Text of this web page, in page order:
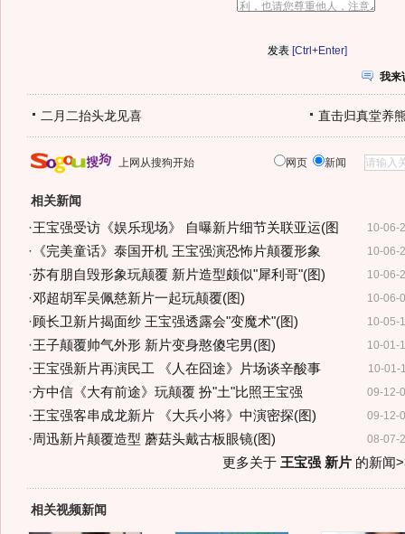
[Ctrl+Enter]
我来
二月二抬头龙见喜 直击归真堂养
上网从搜狗开始 网页 新闻
相关新闻
10-06-
·王宝强受访《娱乐现场》 自曝新片细节关联亚运(图
10-06-
· 《完美童话》泰国开机 王宝强演恐怖片颠覆形象
10-06-
·苏有朋自毁形象玩颠覆 新片造型颇似"犀利哥"(图)
10-06-
·邓超胡军吴佩慈新片一起玩颠覆(图)
10-05-
· 顾长卫新片揭面纱 王宝强透露会"变魔术"(图)
10-01-
·王子颠覆帅气外形 新片变身憨傻宅男(图)
10-01-
·王宝强新片再演民工 《人在囧途》片场谈辛酸事
09-12-
·方中信《大有前途》玩颠覆 扮"土"比照王宝强
09-12-
·王宝强客串成龙新片 《大兵小将》中演密探(图)
08-07-
·周迅新片颠覆造型 蘑菇头戴古板眼镜(图)
更多关于 王宝强 新片的新闻
相关视频新闻